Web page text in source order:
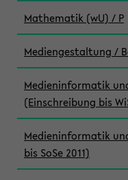
Mathematik (wU) / P
Mediengestaltung /
Medieninformatik
(Einschreibung bis
Medieninformatik
bis SoSe 2011)